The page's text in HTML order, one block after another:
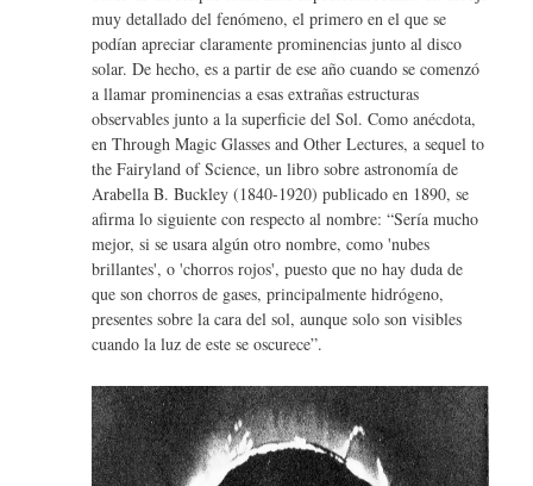
muy detallado del fenómeno, el primero en el que se
podían apreciar claramente prominencias junto al disco
solar. De hecho, es a partir de ese año cuando se comenzó
a llamar prominencias a esas extrañas estructuras
observables junto a la superficie del Sol. Como anécdota,
en Through Magic Glasses and Other Lectures, a sequel to
the Fairyland of Science, un libro sobre astronomía de
Arabella B. Buckley (1840-1920) publicado en 1890, se
afirma lo siguiente con respecto al nombre: “Sería mucho
mejor, si se usara algún otro nombre, como 'nubes
brillantes', o 'chorros rojos', puesto que no hay duda de
que son chorros de gases, principalmente hidrógeno,
presentes sobre la cara del sol, aunque solo son visibles
cuando la luz de este se oscurece”.